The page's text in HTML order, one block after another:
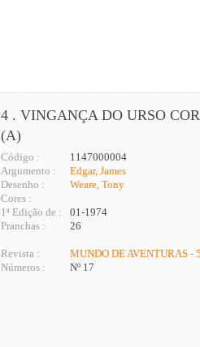
4 . VINGANÇA DO URSO
(A)
Código :
1147000004
Argumento :
Edgar, James
Desenho :
Weare, Tony
Cores :
1ª Edição de :
01-1974
Pranchas :
26
Revista :
MUNDO DE AVENTURAS -
Números :
Nº 17